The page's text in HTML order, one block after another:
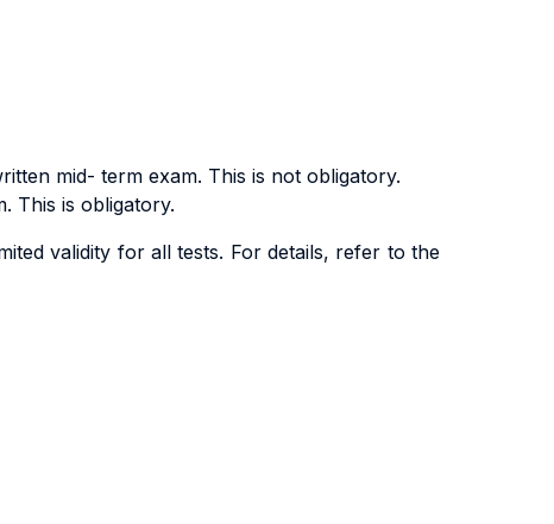
mid- term exam. This is not obligatory.
This is obligatory.
validity for all tests. For details, refer to the